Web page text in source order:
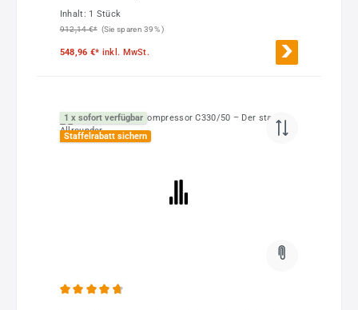
Inhalt: 1 Stück
912,14 €* (Sie sparen 39% )
548,96 €* inkl. MwSt.
1 x sofort verfügbar
Staffelrabatt sichern